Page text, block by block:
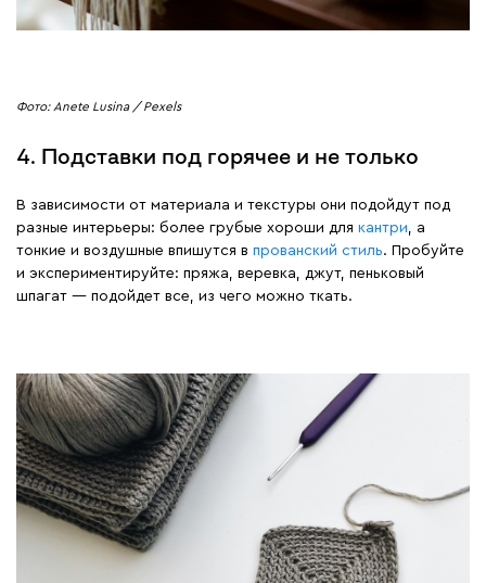
Фото: Anete Lusina / Pexels
4. Подставки под горячее и не только
В зависимости от материала и текстуры они подойдут под
разные интерьеры: более грубые хороши для кантри, а
тонкие и воздушные впишутся в прованский стиль. Пробуйте
и экспериментируйте: пряжа, веревка, джут, пеньковый
шпагат — подойдет все, из чего можно ткать.